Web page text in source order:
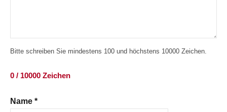
Bitte schreiben Sie mindestens 100 und höchstens 10000 Zeichen.
0 / 10000 Zeichen
Name *